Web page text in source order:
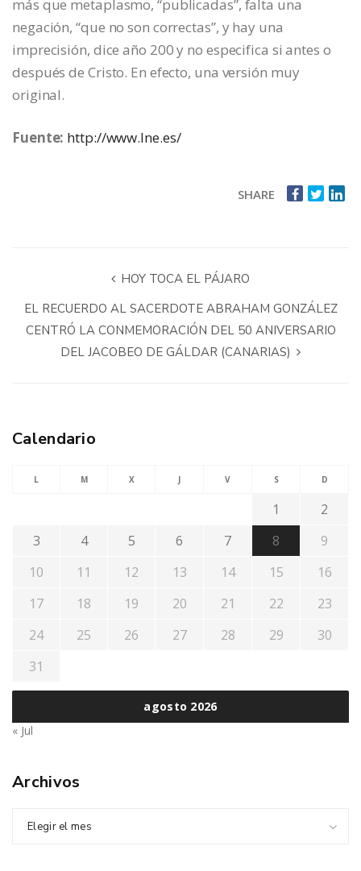
más que metaplasmo, “publicadas”, falta una
negación, “que no son correctas”, y hay una
imprecisión, dice año 200 y no especifica si antes o
después de Cristo. En efecto, una versión muy
original.
Fuente: http://www.lne.es/
SHARE
HOY TOCA EL PÁJARO
EL RECUERDO AL SACERDOTE ABRAHAM GONZÁLEZ
CENTRÓ LA CONMEMORACIÓN DEL 50 ANIVERSARIO
DEL JACOBEO DE GÁLDAR (CANARIAS)
Calendario
agosto 2026
L M X J V S D
1
2
3
4 5 6 7 8
9
10
11 12 13 14 15
16
17
18 19 20 21 22
23
24
25 26 27 28 29
30
31
« Jul
Archivos
Elegir el mes